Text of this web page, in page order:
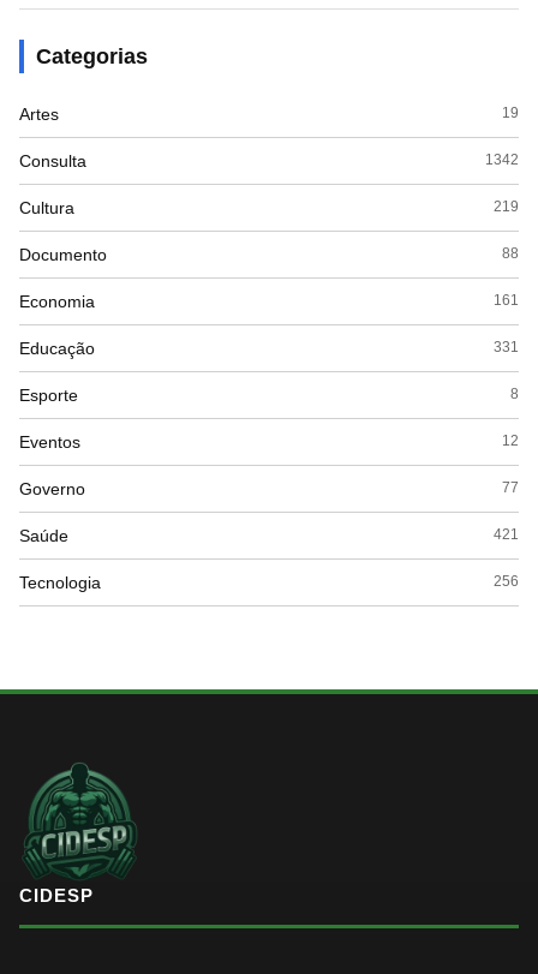
Categorias
Artes 19
Consulta 1342
Cultura 219
Documento 88
Economia 161
Educação 331
Esporte 8
Eventos 12
Governo 77
Saúde 421
Tecnologia 256
CIDESP